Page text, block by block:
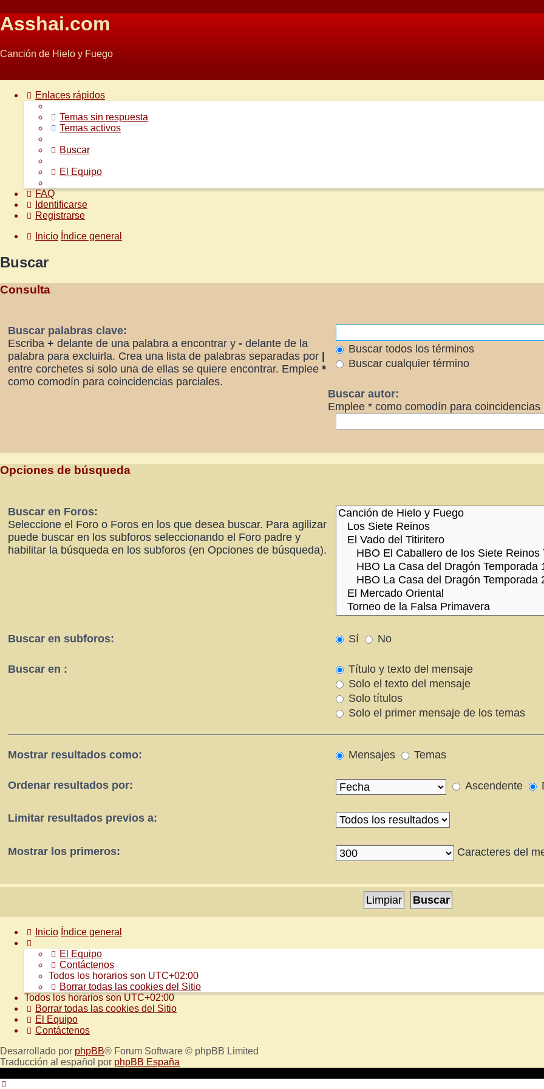
Asshai.com
Canción de Hielo y Fuego
Enlaces rápidos
Temas sin respuesta
Temas activos
Buscar
El Equipo
FAQ
Identificarse
Registrarse
Inicio Índice general
Buscar
Consulta
Buscar palabras clave:
Escriba + delante de una palabra a encontrar y - delante de la
palabra para excluirla. Crea una lista de palabras separadas por
entre corchetes si solo una de ellas se quiere encontrar. Emplee *
como comodín para coincidencias parciales.
Buscar todos los términos
Buscar cualquier término
Buscar autor:
Emplee * como comodín para coincidencias
Opciones de búsqueda
Buscar en Foros:
Seleccione el Foro o Foros en los que desea buscar. Para agilizar
puede buscar en los subforos seleccionando el Foro padre y
habilitar la búsqueda en los subforos (en Opciones de búsqueda).
Buscar en subforos: Sí No
Buscar en :
Título y texto del mensaje
Solo el texto del mensaje
Solo títulos
Solo el primer mensaje de los temas
Mostrar resultados como: Mensajes Temas
Ordenar resultados por: Ascendente
Limitar resultados previos a:
Mostrar los primeros: Caracteres del
Inicio Índice general
El Equipo
Contáctenos
Todos los horarios son UTC+02:00
Borrar todas las cookies del Sitio
Todos los horarios sonUTC+02:00
Borrar todas las cookies del Sitio
El Equipo
Contáctenos
Desarrollado por phpBB® Forum Software © phpBB Limited
Traducción al español por phpBB España